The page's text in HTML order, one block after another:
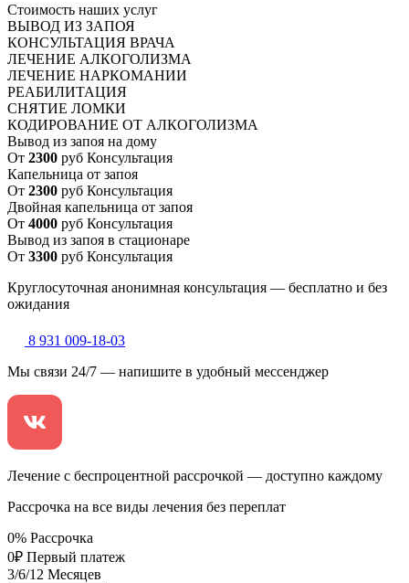
Стоимость наших услуг
ВЫВОД ИЗ ЗАПОЯ
КОНСУЛЬТАЦИЯ ВРАЧА
ЛЕЧЕНИЕ АЛКОГОЛИЗМА
ЛЕЧЕНИЕ НАРКОМАНИИ
РЕАБИЛИТАЦИЯ
СНЯТИЕ ЛОМКИ
КОДИРОВАНИЕ ОТ АЛКОГОЛИЗМА
Вывод из запоя на дому
От 2300 руб Консультация
Капельница от запоя
От 2300 руб Консультация
Двойная капельница от запоя
От 4000 руб Консультация
Вывод из запоя в стационаре
От 3300 руб Консультация
Круглосуточная анонимная консультация — бесплатно и без
ожидания
8 931 009-18-03
Мы связи 24/7 — напишите в удобный мессенджер
Лечение с беспроцентной рассрочкой — доступно каждому
Рассрочка на все виды лечения без переплат
0% Рассрочка
0₽ Первый платеж
3/6/12 Месяцев